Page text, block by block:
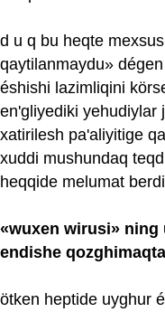
d u q bu heqte
qaytilanmaydu»
éshishi lazimliqini
en'gliyediki yehudiylar
xatirilesh pa'aliyitige
xuddi mushundaq
heqqide melumat
«wuxen wirusi»
endishe qozghimaqta
ötken heptide uyghur